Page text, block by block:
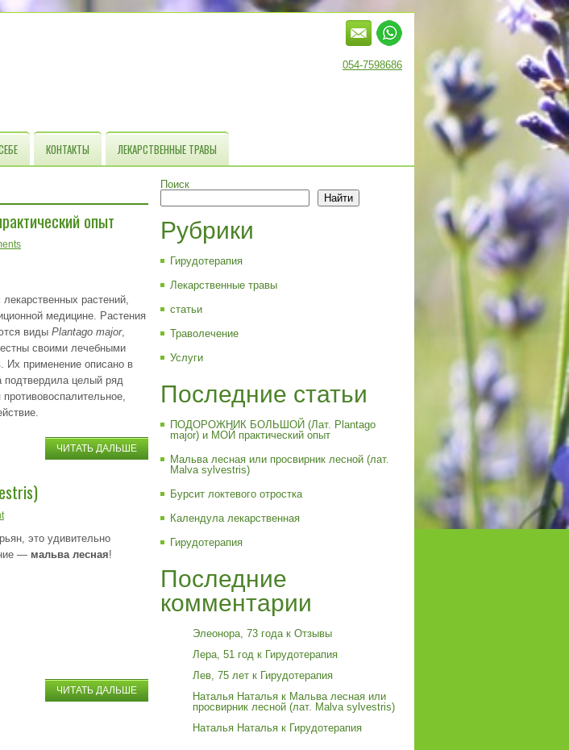
054-7598686
КОНТАКТЫ ЛЕКАРСТВЕННЫЕ ТРАВЫ
опыт
растений,
медицине. Растения
виды Plantago major,
своими лечебными
Их применение описано в
подтвердила целый ряд
ЧИТАТЬ ДАЛЬШЕ
это удивительно
— мальва лесная!
ЧИТАТЬ ДАЛЬШЕ
Поиск
Найти
Рубрики
Гирудотерапия
Лекарственные травы
статьи
Траволечение
Услуги
Последние статьи
ПОДОРОЖНИК БОЛЬШОЙ (Лат. Plantago
major) и МОЙ практический опыт
Мальва лесная или просвирник лесной (лат.
Malva sylvestris)
Бурсит локтевого отростка
Календула лекарственная
Гирудотерапия
Последние
комментарии
Элеонора, 73 годак Отзывы
Лера, 51 год к Гирудотерапия
Лев, 75 лет к Гирудотерапия
Наталья Наталья к Мальва лесная или
просвирник лесной (лат. Malva sylvestris)
Наталья Наталья к Гирудотерапия